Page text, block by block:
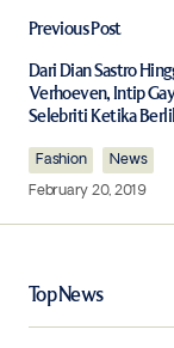
Required
Your Name
Previous Post
Dari Dian Sastro
Verhoeven, Intip
Selebriti Ketika
Fashion
News
February 20, 2019
Top News